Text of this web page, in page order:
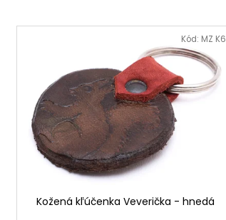
V
Kožená kľúčenka Veverička - hnedá
Kód: MZ K6